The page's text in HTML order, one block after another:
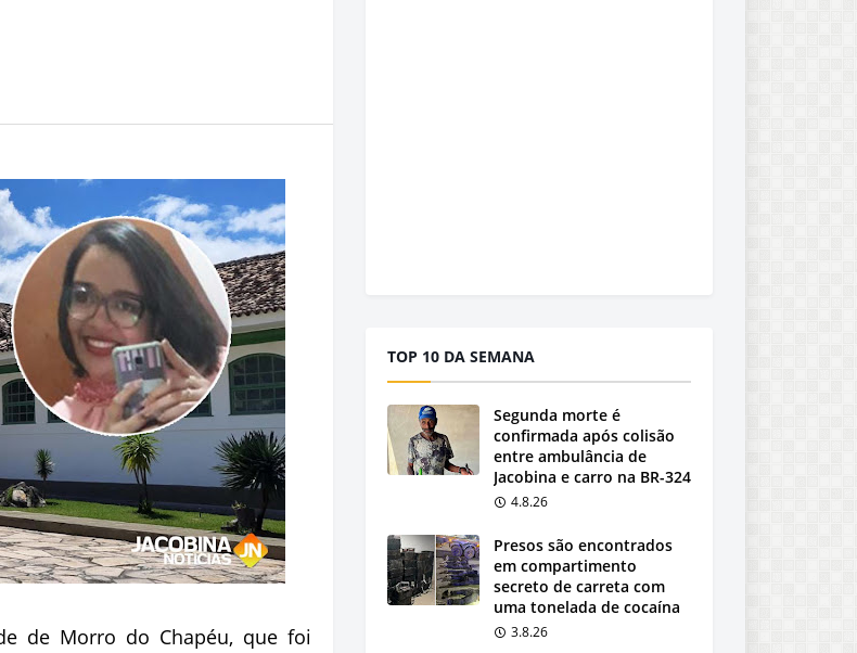
de Morro do Chapéu, que foi
TOP 10 DA SEMANA
Segunda morte é
confirmada após colisão
entre ambulância de
Jacobina e carro na BR-324
4.8.26
Presos são encontrados
em compartimento
secreto de carreta com
uma tonelada de cocaína
3.8.26